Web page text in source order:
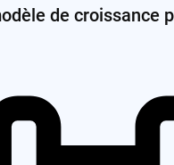
de croissance